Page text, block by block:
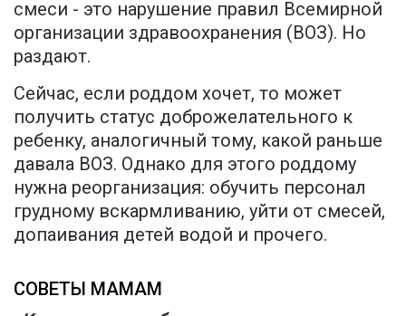
смеси - это нарушение правил Всемирной
организации здравоохранения (ВОЗ). Но
раздают.
Сейчас, если роддом хочет, то может
получить статус доброжелательного к
ребенку, аналогичный тому, какой раньше
давала ВОЗ. Однако для этого роддому
нужна реорганизация: обучить персонал
грудному вскармливанию, уйти от смесей,
допаивания детей водой и прочего.
СОВЕТЫ МАМАМ